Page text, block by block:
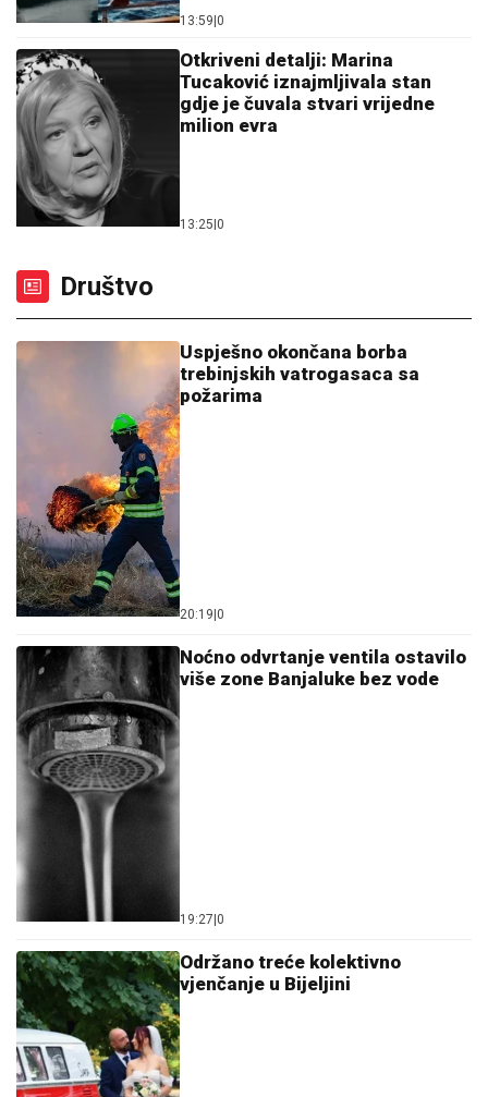
13:59 0
Otkriveni detalji: Marina
Tucaković iznajmljivala stan
gdje je čuvala stvari vrijedne
milion evra
13:25 0
Društvo
Uspješno okončana borba
trebinjskih vatrogasaca sa
požarima
20:19 0
Noćno odvrtanje ventila ostavilo
više zone Banjaluke bez vode
19:27 0
Održano treće kolektivno
vjenčanje u Bijeljini